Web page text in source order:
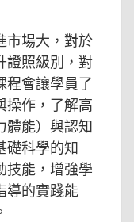
市場大，對於
證照級別，對
程會讓學員了
操作，了解高
體能）與認知
礎科學的知
技能，增強學
導的實踐能